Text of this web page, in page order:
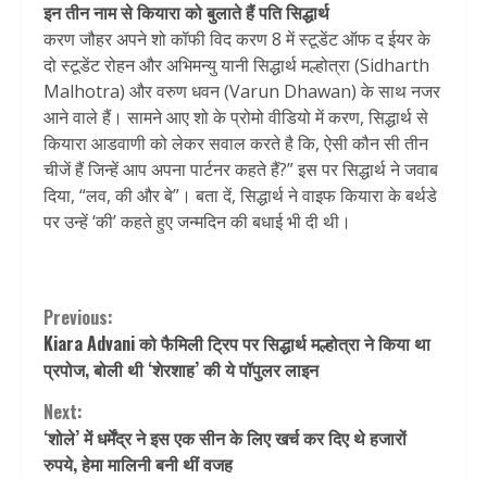
इन तीन नाम से कियारा को बुलाते हैं पति सिद्धार्थ
करण जौहर अपने शो कॉफी विद करण 8 में स्टूडेंट ऑफ द ईयर के
दो स्टूडेंट रोहन और अभिमन्यु यानी सिद्धार्थ मल्होत्रा (Sidharth
Malhotra) और वरुण धवन (Varun Dhawan) के साथ नजर
आने वाले हैं। सामने आए शो के प्रोमो वीडियो में करण, सिद्धार्थ से
कियारा आडवाणी को लेकर सवाल करते है कि, ऐसी कौन सी तीन
चीजें हैं जिन्हें आप अपना पार्टनर कहते हैं?” इस पर सिद्धार्थ ने जवाब
दिया, “लव, की और बे”। बता दें, सिद्धार्थ ने वाइफ कियारा के बर्थडे
पर उन्हें ‘की’ कहते हुए जन्मदिन की बधाई भी दी थी।
Continue
Reading
Previous:
Kiara Advani को फैमिली ट्रिप पर सिद्धार्थ मल्होत्रा ने किया था
प्रपोज, बोली थी ‘शेरशाह’ की ये पॉपुलर लाइन
Next:
‘शोले’ में धर्मेंद्र ने इस एक सीन के लिए खर्च कर दिए थे हजारों
रुपये, हेमा मालिनी बनी थीं वजह